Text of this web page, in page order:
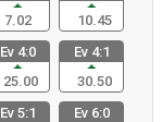
7.02
10.45
Ev 4:0
25.00
Ev 4:1
30.50
Ev 5:1
Ev 6:0